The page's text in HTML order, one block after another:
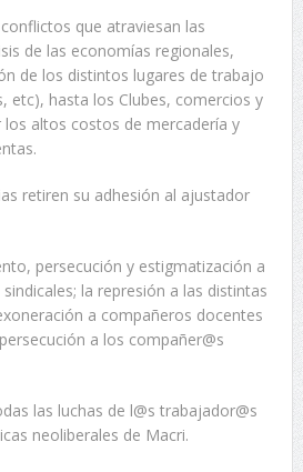
que atraviesan las
de las economías regionales,
de los distintos lugares de trabajo
etc), hasta los Clubes, comercios y
los altos costos de mercadería y
retiren su adhesión al ajustador
persecución y estigmatización a
la represión a las distintas
a compañeros docentes
a los compañer@s
las luchas de l@s trabajador@s
neoliberales de Macri.